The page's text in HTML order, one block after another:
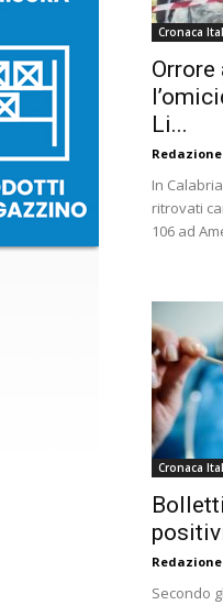
Cronaca
Orrore
Li...
In
ritrovati
106 ad
Cronaca
Secondo